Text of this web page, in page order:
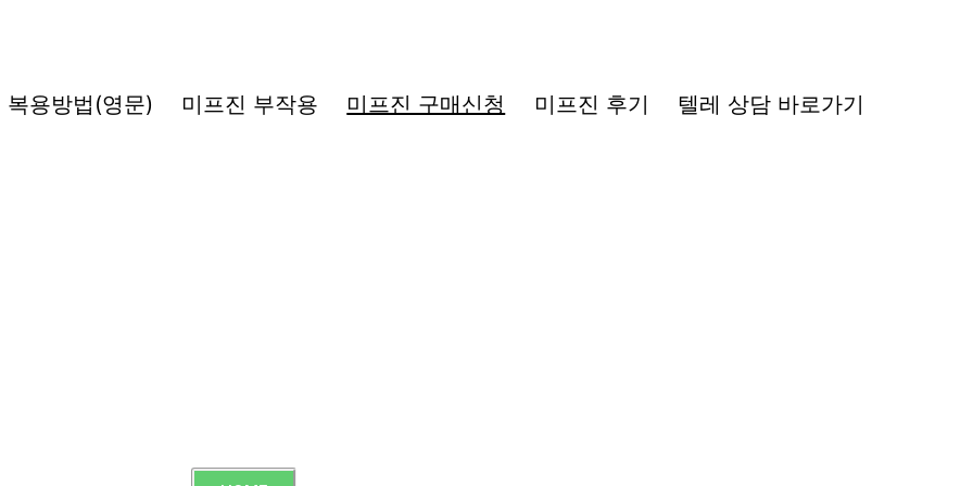
복용방법(영문) 미프진 부작용 미프진 구매신청 미프진 후기 텔레 상담 바로가기